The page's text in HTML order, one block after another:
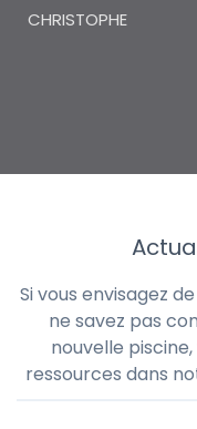
CHRISTOPHE
Si vous envisagez
ne savez pas
nouvelle
ressources dans